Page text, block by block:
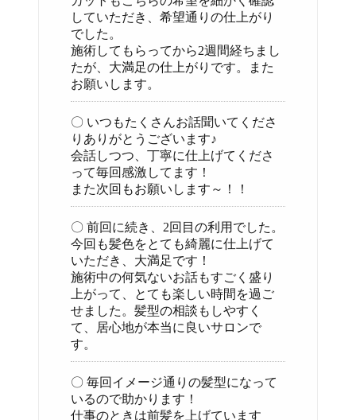
していただき、希望通りの仕上がり
でした。
施術してもらってから2週間経ちまし
たが、大満足の仕上がりです。また
お願いします。
〇 いつもたくさんお話聞いてくださ
りありがとうございます♪
会話しつつ、丁寧に仕上げてくださ
って毎回感激してます！
また次回もお願いします～！！
〇 前回に続き、2回目の利用でした。
今回も髪色をとても綺麗に仕上げて
いただき、大満足です！
施術中の何気ないお話もすごく盛り
上がって、とても楽しい時間を過ご
せました。髪型の相談もしやすく
て、居心地が本当に良いサロンで
す。
〇 毎回イメージ通りの髪型になって
いるので助かります！
仕事のときは前髪を上げています